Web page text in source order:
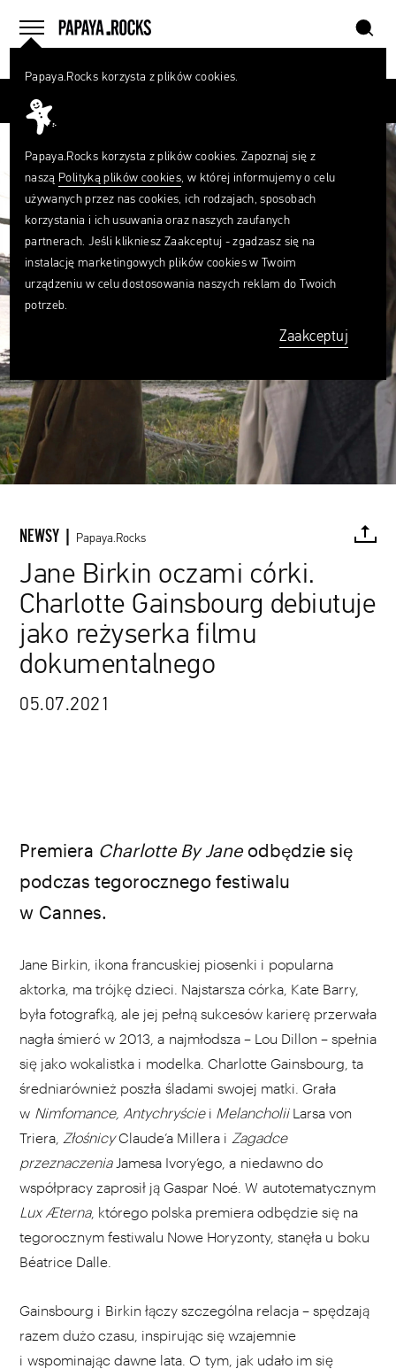
menu
home szukaj
NEWSY | Papaya.Rocks
Jane Birkin oczami córki.
Charlotte Gainsbourg debiutuje
jako reżyserka filmu
dokumentalnego
05.07.2021
FACEBOOK TWITTER
Premiera Charlotte By Janeodbędzie się
podczas tegorocznego festiwalu
w Cannes.
Jane Birkin, ikona francuskiej piosenki i popularna
aktorka, ma trójkę dzieci. Najstarsza córka, Kate Barry,
była fotografką, ale jej pełną sukcesów karierę przerwała
nagła śmierć w 2013, a najmłodsza – Lou Dillon – spełnia
się jako wokalistka i modelka. Charlotte Gainsbourg, ta
średniarównież poszła śladami swojej matki. Grała
w Nimfomance, Antychryście i Melancholii Larsa von
Triera, ZłośnicyClaude’a Millera i Zagadce
przeznaczeniaJamesa Ivory’ego, a niedawno do
współpracy zaprosił ją Gaspar Noé. W autotematycznym
Lux Æterna, którego polska premiera odbędzie się na
tegorocznym festiwalu Nowe Horyzonty, stanęła u boku
Béatrice Dalle.
Gainsbourg i Birkin łączy szczególna relacja – spędzają
razem dużo czasu, inspirując się wzajemnie
i wspominając dawne lata. O tym, jak udało im się
Papaya.Rocks korzysta z plików cookies.
Papaya.Rocks korzysta z plików cookies. Zapoznaj się z
naszą Polityką plików cookies, w której informujemy o celu
używanych przez nas cookies, ich rodzajach, sposobach
korzystania i ich usuwania oraz naszych zaufanych
partnerach. Jeśli klikniesz Zaakceptuj - zgadzasz się na
instalację marketingowych plików cookies w Twoim
urządzeniu w celu dostosowania naszych reklam do Twoich
potrzeb.
Zaakceptuj
Czego
szukasz?